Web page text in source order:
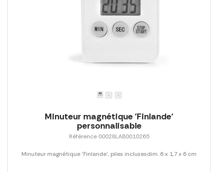
Minuteur magnétique 'Finlande'
personnalisable
Référence 00028LAB0010265
Minuteur magnétique 'Finlande', piles inclusesdim. 6 x 1,7 x 6 cm